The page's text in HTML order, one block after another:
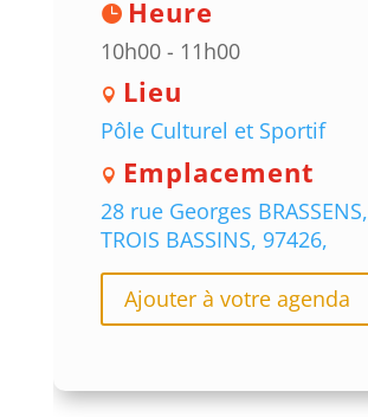
Heure
10h00 - 11h00
Lieu
Pôle Culturel et Sportif
Emplacement
28 rue Georges BRASSENS,
TROIS BASSINS, 97426,
Ajouter à votre agenda